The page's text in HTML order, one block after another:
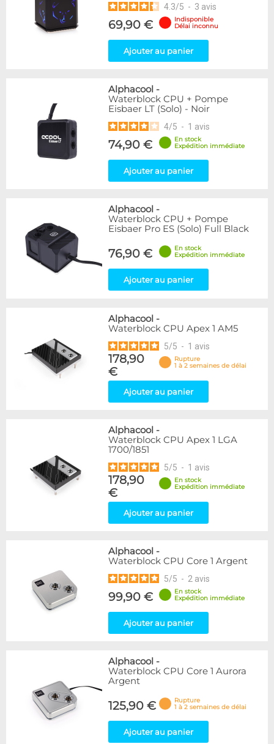
4.3/5 - 3 avis
69,90 €
Indisponible
Délai inconnu
Ajouter au panier
Alphacool -
Waterblock CPU + Pompe
Eisbaer LT (Solo) - Noir
4/5 - 1 avis
74,90 €
En stock
Expédition immédiate
Ajouter au panier
Alphacool -
Waterblock CPU + Pompe
Eisbaer Pro ES (Solo) Full Black
76,90 €
En stock
Expédition immédiate
Ajouter au panier
Alphacool -
Waterblock CPU Apex 1 AM5
5/5 - 1 avis
178,90
€
Rupture
1 à 2 semaines de délai
Ajouter au panier
Alphacool -
Waterblock CPU Apex 1 LGA
1700/1851
5/5 - 1 avis
178,90
€
En stock
Expédition immédiate
Ajouter au panier
Alphacool -
Waterblock CPU Core 1 Argent
5/5 - 2 avis
99,90 €
En stock
Expédition immédiate
Ajouter au panier
Alphacool -
Waterblock CPU Core 1 Aurora
Argent
125,90 €
Rupture
1 à 2 semaines de délai
Ajouter au panier